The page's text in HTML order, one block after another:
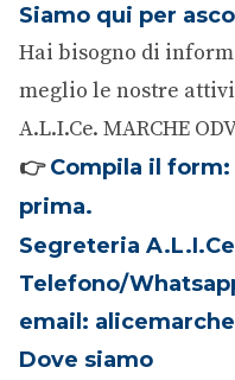
Siamo qui per
Hai bisogno di
meglio le nostre
A.L.I.Ce. MARCHE
👉 Compila il
prima.
Segreteria
Telefono/
email:
Dove siamo